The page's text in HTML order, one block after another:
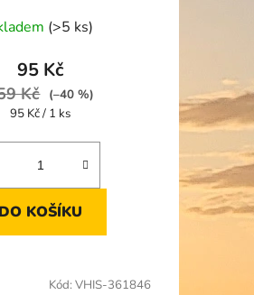
(>5 ks)
95 Kč
Kč (–40 %)
Měrná
95 Kč / 1 ks
DO KOŠÍKU
Kód: VHIS-361846